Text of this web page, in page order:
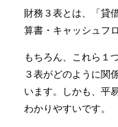
財務３表とは、「貸
算書・キャッシュフ
もちろん、これら１
３表がどのように関
います。しかも、平
わかりやすいです。